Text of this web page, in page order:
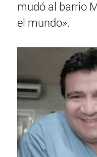
mudó al barrio
el mundo».